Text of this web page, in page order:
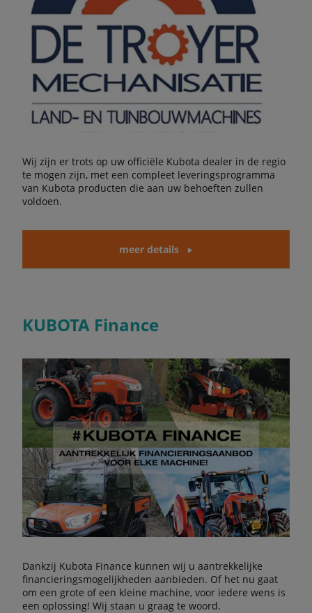
Wij zijn er trots op uw officiële Kubota dealer in de regio
te mogen zijn, met een compleet leveringsprogramma
van Kubota producten die aan uw behoeften zullen
voldoen.
meer details
KUBOTA Finance
Dankzij Kubota Finance kunnen wij u aantrekkelijke
financieringsmogelijkheden aanbieden. Of het nu gaat
om een grote of een kleine machine, voor iedere wens is
een oplossing! Wij staan u graag te woord.